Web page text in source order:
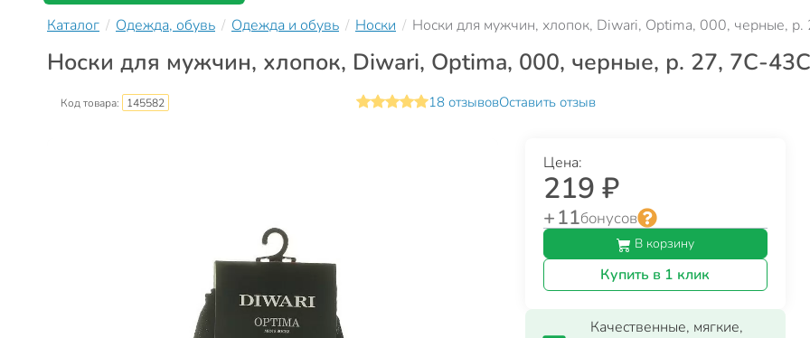
Каталог Одежда, обувь Одежда и обувь Носки Носки для мужчин, хлопок, Diwari, Optima, 000, черные,
Носки для мужчин, хлопок, Diwari, Optima, 000, черные, р. 27, 7С-
Код товара: 145582 18 отзывовОставить отзыв
Цена:
219 ₽
+ 11бонусов
В корзину
Купить в 1 клик
Качественные, мягкие,